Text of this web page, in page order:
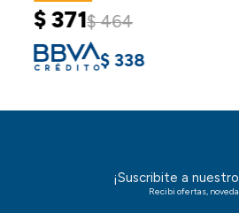
$371$ 464
$ 338
¡Suscribite a
Recibi ofertas,